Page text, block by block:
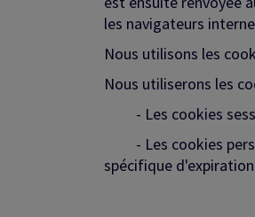
les navigateurs
Nous utilisons les
Nous utiliserons les
- Les cookies
- Les cookies
spécifique